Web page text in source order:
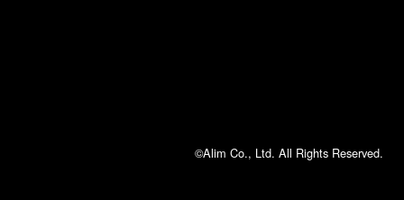
©Alim Co., Ltd. All Rights Reserved.